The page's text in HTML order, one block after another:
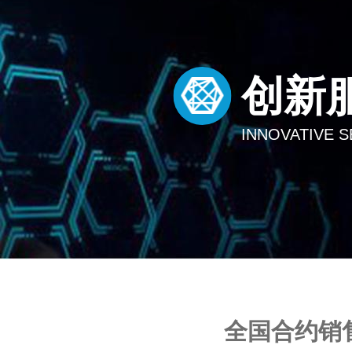
创新
INNOVATIVE
全国合约销